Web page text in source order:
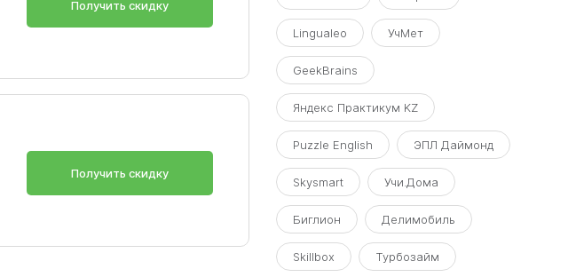
Получить скидку
Получить скидку
Lingualeo УчМет
GeekBrains
Яндекс Практикум KZ
Puzzle English ЭПЛ Даймонд
Skysmart Учи.Дома
Биглион Делимобиль
Skillbox Турбозайм